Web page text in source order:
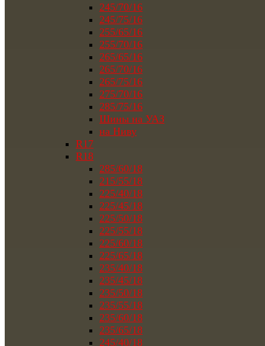
245/70/16
245/75/16
255/65/16
255/70/16
265/65/16
265/70/16
265/75/16
275/70/16
285/75/16
Шины на УАЗ
на Ниву
R17
R18
285/60/18
215/55/18
225/40/18
225/45/18
225/50/18
225/55/18
225/60/18
225/65/18
235/40/18
235/45/18
235/50/18
235/55/18
235/60/18
235/65/18
245/40/18